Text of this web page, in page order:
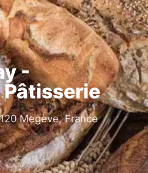
-
Megève, France